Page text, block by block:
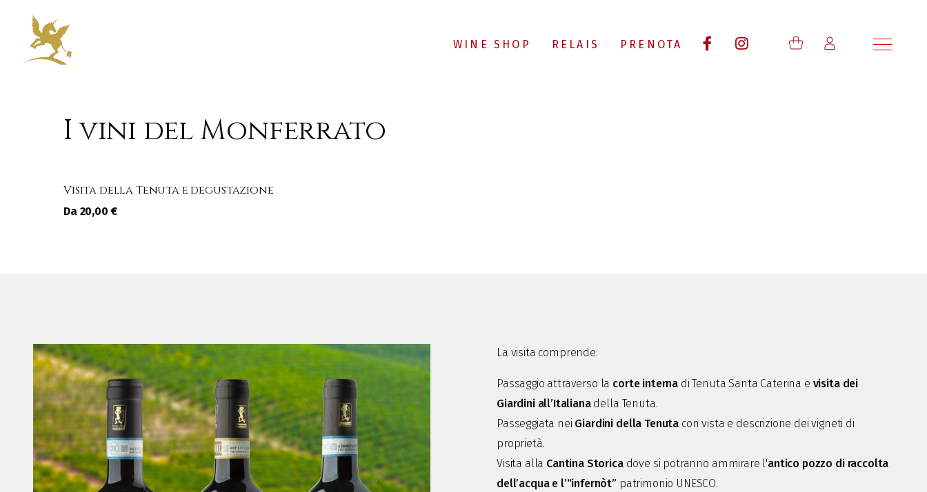
WINE SHOP RELAIS PRENOTA
I vini del Monferrato
Visita della Tenuta e degustazione
Da 20,00 €
La visita comprende:
Passaggio attraverso la corte interna di Tenuta Santa Caterina e visita dei
Giardini all’Italianadella Tenuta.
Passeggiata nei Giardini della Tenuta con vista e descrizione dei vigneti di
proprietà.
Visita alla Cantina Storicadove si potranno ammirare l'antico pozzo di raccolta
dell’acqua e l’“infernòt” patrimonio UNESCO.